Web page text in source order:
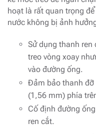
hoạt là rất quan trọng
nước không bị ảnh
Sử dụng thanh
treo vòng xoay
vào đường ống.
Đảm bảo thanh đỡ
(1,56 mm) phía
Cố định đường
ren cắt.